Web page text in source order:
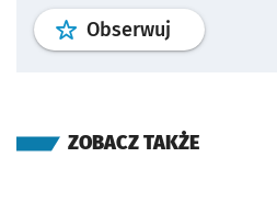
Obserwuj profil
ZOBACZ TAKŻE